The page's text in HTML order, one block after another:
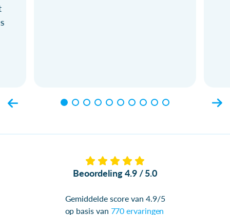
Beoordeling 4.9 / 5.0
Gemiddelde score van 4.9/5
op basis van 770 ervaringen